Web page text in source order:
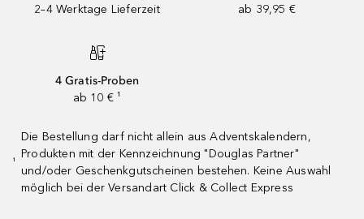
2–4 Werktage Lieferzeit
ab 39,95 €
4 Gratis-Proben
ab 10 € ¹
¹
Die Bestellung darf nicht allein aus Adventskalendern,
Produkten mit der Kennzeichnung "Douglas Partner"
und/oder Geschenkgutscheinen bestehen. Keine Auswahl
möglich bei der Versandart Click & Collect Express